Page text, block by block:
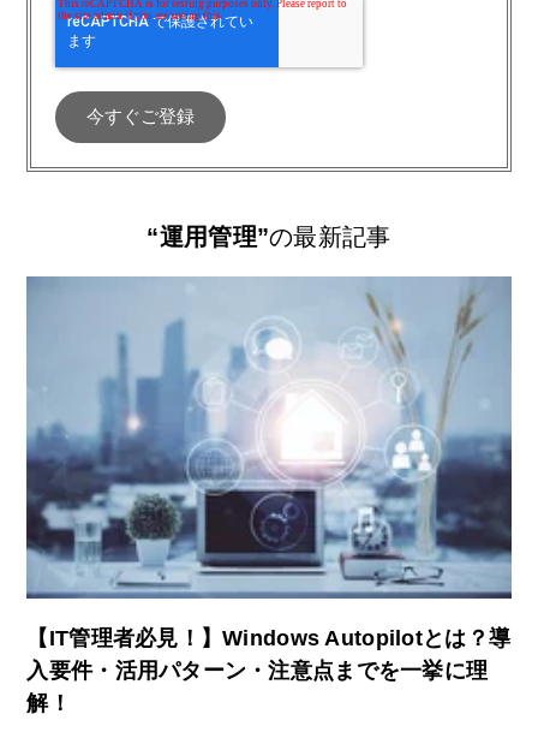
“運用管理”の最新記事
【IT管理者必見！】Windows Autopilotとは？導
入要件・活用パターン・注意点までを一挙に理
解！